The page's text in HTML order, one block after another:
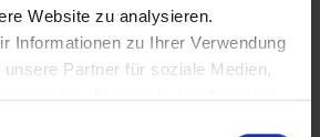
Website zu analysieren.
Informationen zu Ihrer Verwendung
Partner für soziale Medien,
weiter, die auch in Ländern sind,
der Zwettler